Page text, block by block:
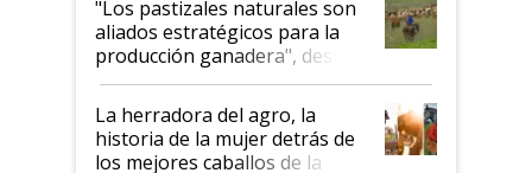
para el agro en Argentina, con
foco en la carne
"Los pastizales naturales son
aliados estratégicos para la
producción ganadera", destaca
la iniciativa que ya reúne a 46
establecimientos en Argentina
La herradora del agro, la
historia de la mujer detrás de
los mejores caballos de la